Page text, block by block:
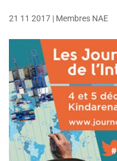
21 11 2017 | Membres NAE